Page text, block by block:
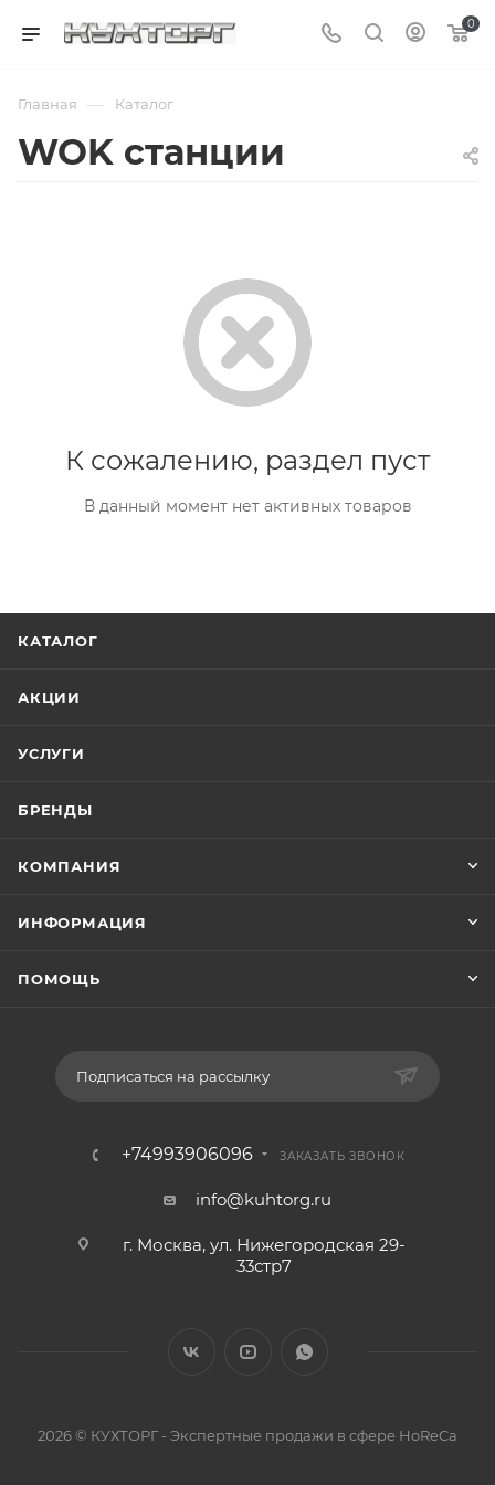
0
Главная — Каталог
WOK станции
К сожалению, раздел пуст
В данный момент нет активных товаров
КАТАЛОГ
АКЦИИ
УСЛУГИ
БРЕНДЫ
КОМПАНИЯ
ИНФОРМАЦИЯ
ПОМОЩЬ
Подписаться на рассылку
+74993906096 ЗАКАЗАТЬ ЗВОНОК
info@kuhtorg.ru
г. Москва, ул. Нижегородская 29-
33стр7
2026 © КУХТОРГ - Экспертные продажи в сфере HoReCa